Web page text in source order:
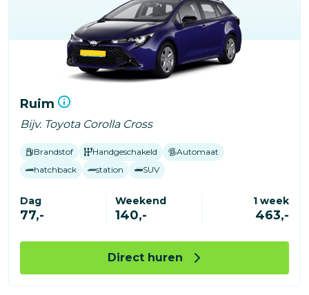
Ruim
Bijv. Toyota Corolla Cross
Brandstof Handgeschakeld
Automaat
hatchback
station SUV
Dag
77,-
Weekend
140,-
1 week
463,-
Direct huren